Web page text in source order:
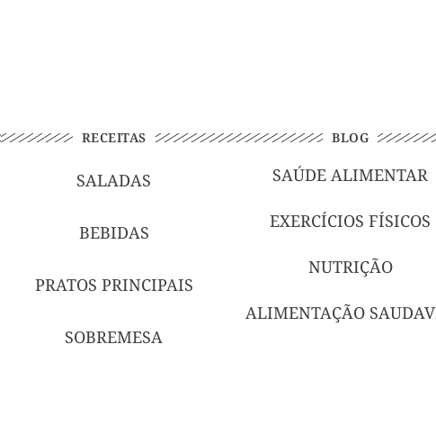
RECEITAS
SALADAS
BEBIDAS
PRATOS PRINCIPAIS
SOBREMESA
BLOG
SAÚDE ALIMENTAR
EXERCÍCIOS FÍSICOS
NUTRIÇÃO
ALIMENTAÇÃO